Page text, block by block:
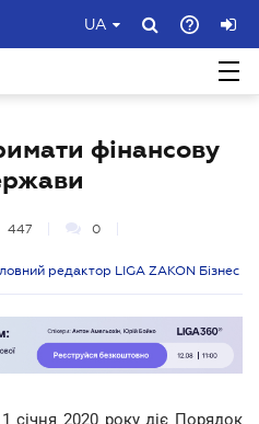
UA
фінансову
447 0
редактор LIGA ZAKON Бізнес
січня 2020 року діє Порядок